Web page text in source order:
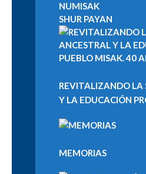
NUMISAK
SHUR PAYAN
REVITALIZANDO LA
Y LA EDUCACIÓN
MEMORIAS